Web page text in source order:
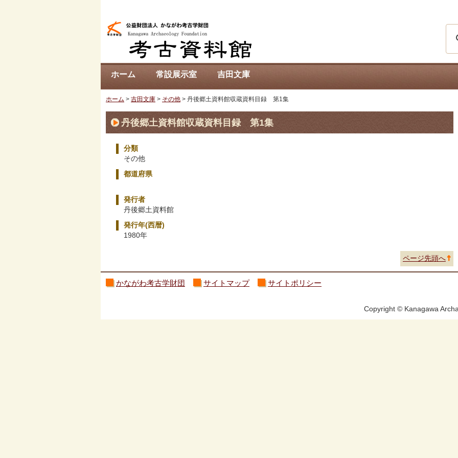
ホーム 常設展示室 吉田文庫
ホーム > 吉田文庫 > その他 > 丹後郷土資料館収蔵資料目録 第1集
丹後郷土資料館収蔵資料目録 第1集
分類
その他
都道府県
発行者
丹後郷土資料館
発行年(西暦)
1980年
ページ先頭へ
かながわ考古学財団 サイトマップ サイトポリシー
Copyright © Kanagawa